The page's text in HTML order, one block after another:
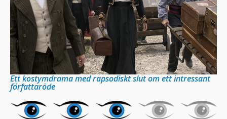
Ett kostymdrama med rapsodiskt slut om ett intressant
författaröde